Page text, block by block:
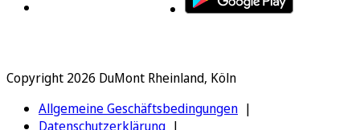
Copyright 2026 DuMont Rheinland, Köln
Allgemeine Geschäftsbedingungen
Datenschutzerklärung